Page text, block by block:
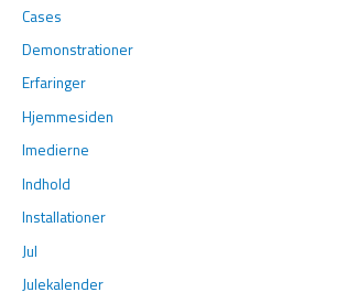
Cases
Demonstrationer
Erfaringer
Hjemmesiden
Imedierne
Indhold
Installationer
Jul
Julekalender